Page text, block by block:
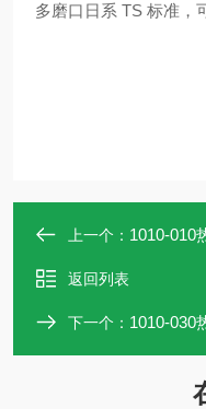
多磨口日系 TS 标准，
上一个： 1010-010
返回列表
下一个： 1010-030热